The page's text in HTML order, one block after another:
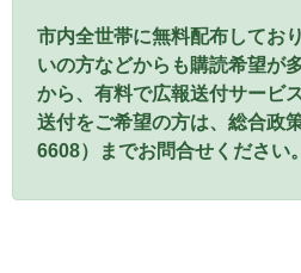
市内全世帯に無料配布してお
いの方などからも購読希望が
から、有料で広報送付サービ
送付をご希望の方は、総合政
6608）までお問合せください。